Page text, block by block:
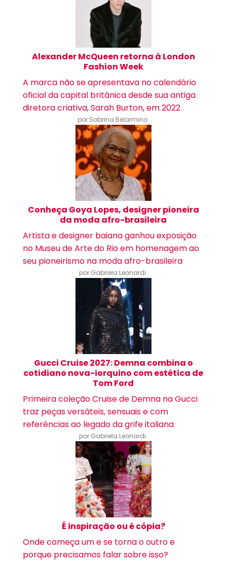
Alexander McQueen retorna à London
Fashion Week
A marca não se apresentava no calendário
oficial da capital britânica desde sua antiga
diretora criativa, Sarah Burton, em 2022
por Sabrina Belarmino
Conheça Goya Lopes, designer pioneira
da moda afro-brasileira
Artista e designer baiana ganhou exposição
no Museu de Arte do Rio em homenagem ao
seu pioneirismo na moda afro-brasileira
por Gabriela Leonardi
Gucci Cruise 2027: Demna combina o
cotidiano nova-iorquino com estética de
Tom Ford
Primeira coleção Cruise de Demna na Gucci
traz peças versáteis, sensuais e com
referências ao legado da grife italiana
por Gabriela Leonardi
É inspiração ou é cópia?
Onde começa um e se torna o outro e
porque precisamos falar sobre isso?